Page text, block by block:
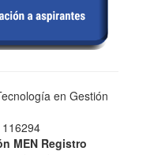
en Gestión
MEN Registro